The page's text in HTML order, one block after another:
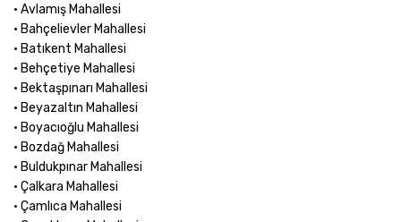
• Avlamış Mahallesi
• Bahçelievler Mahallesi
• Batıkent Mahallesi
• Behçetiye Mahallesi
• Bektaşpınarı Mahallesi
• Beyazaltın Mahallesi
• Boyacıoğlu Mahallesi
• Bozdağ Mahallesi
• Buldukpınar Mahallesi
• Çalkara Mahallesi
• Çamlıca Mahallesi